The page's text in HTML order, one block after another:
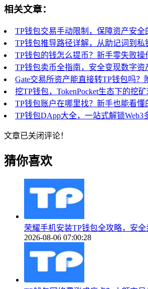
相关文章：
TP钱包交易手动限制，保障资产安
TP钱包推导路径详解，从助记词到私
TP钱包的钱怎么提币？新手零失败操
TP钱包卖币全指南，安全变现数字
Gate交易所资产能直接转TP钱包吗
挖TP钱包，TokenPocket生态下的挖
TP钱包账户在哪里找？新手也能看懂
TP钱包DApp大全，一站式解锁Web3
文章已关闭评论！
猜你喜欢
荣耀手机安装TP钱包全攻略，安
2026-08-06 07:00:28